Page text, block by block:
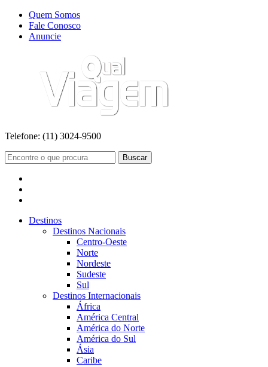
Quem Somos
Fale Conosco
Anuncie
Telefone: (11) 3024-9500
Buscar
Destinos
Destinos Nacionais
Centro-Oeste
Norte
Nordeste
Sudeste
Sul
Destinos Internacionais
África
América Central
América do Norte
América do Sul
Ásia
Caribe